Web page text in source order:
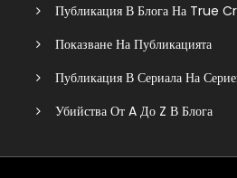
Публикация В Блога На True
Показване На Публикацията
Публикация В Сериала На
Убийства От A До Z В Блога